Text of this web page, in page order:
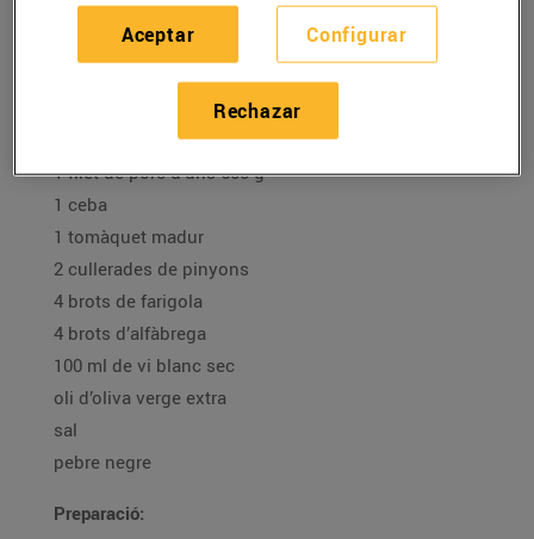
Filet de porc farcit
12/marzo/2021
Ingredients per a 2 persones:
1 filet de porc d’uns 600 g
1 ceba
1 tomàquet madur
2 cullerades de pinyons
4 brots de farigola
4 brots d’alfàbrega
100 ml de vi blanc sec
oli d’oliva verge extra
sal
pebre negre
Preparació:
Configurar
Rechazar
Aceptar